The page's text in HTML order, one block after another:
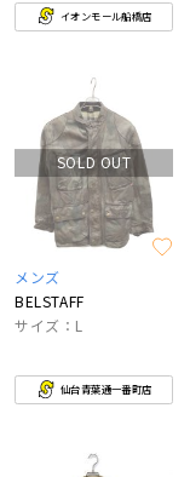
イオンモール船橋店
SOLD OUT
メンズ
BELSTAFF
サイズ：L
仙台青葉通一番町店